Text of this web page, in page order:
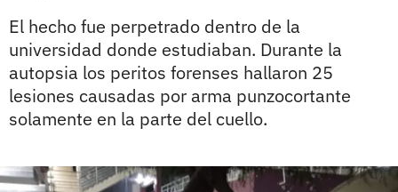
El hecho fue perpetrado dentro de la
universidad donde estudiaban. Durante la
autopsia los peritos forenses hallaron 25
lesiones causadas por arma punzocortante
solamente en la parte del cuello.